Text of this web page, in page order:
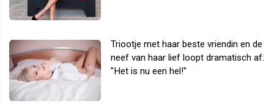
Triootje met haar beste vriendin en de
neef van haar lief loopt dramatisch af:
"Het is nu een hel!"